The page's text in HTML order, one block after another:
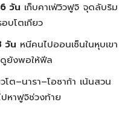
วัน เก็บคาเฟ่วิวฟูจิ จุดลับริม
บโตเกียว
วัน หนีคนไปออนเซ็นในหุบเขา
ยังพอให้ฟีล
โต–นารา–โอซาก้า เน้นสวน
หาฟูจิช่วงท้าย